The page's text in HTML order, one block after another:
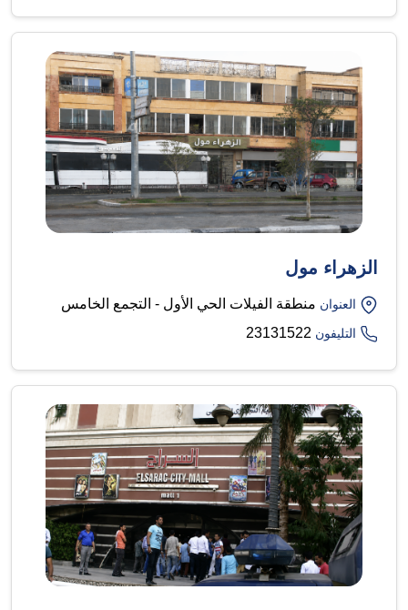
الزهراء مول
العنوان منطقة الفيلات الحي الأول - التجمع الخامس
التليفون 23131522